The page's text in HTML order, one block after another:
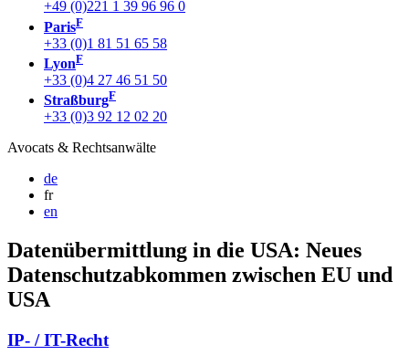
+49 (0)221 1 39 96 96 0
ParisF
+33 (0)1 81 51 65 58
LyonF
+33 (0)4 27 46 51 50
StraßburgF
+33 (0)3 92 12 02 20
Avocats & Rechtsanwälte
de
fr
en
Datenübermittlung in die USA: Neues
Datenschutzabkommen zwischen EU und
USA
IP- / IT-Recht